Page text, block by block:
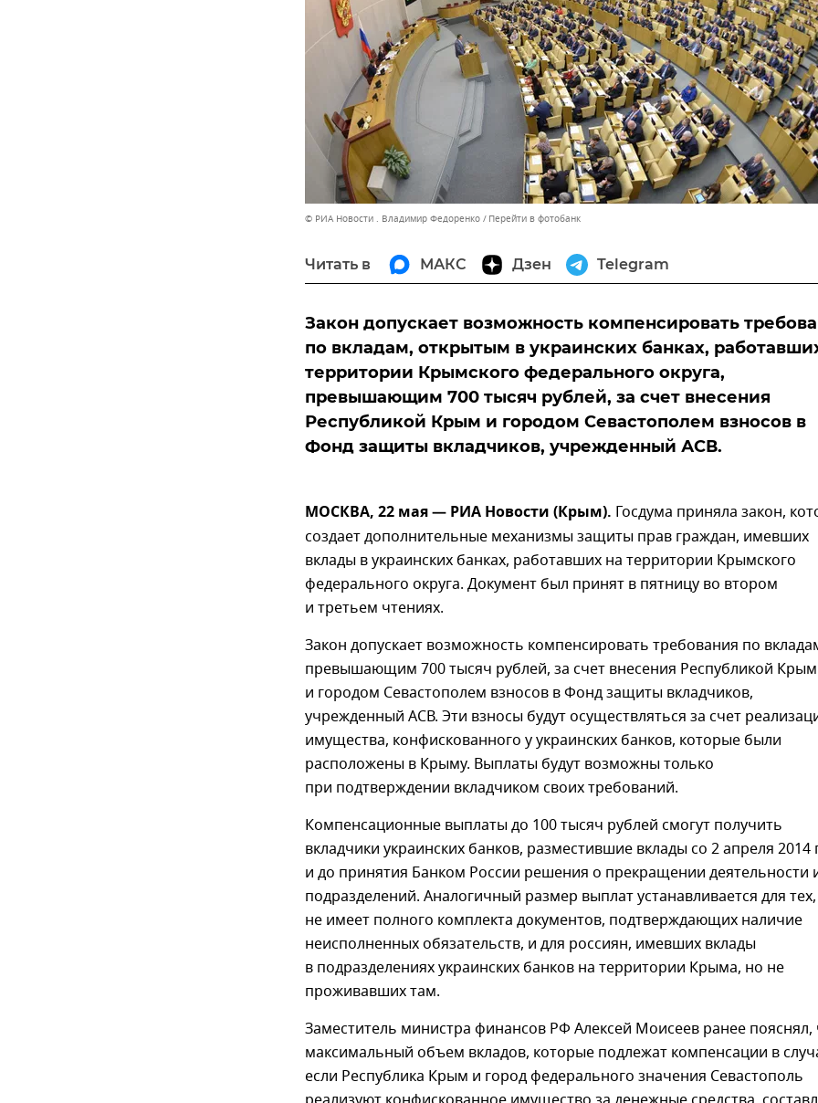
© РИА Новости . Владимир Федоренко Перейти в фотобанк
Читать в МАКС Дзен Telegram
Закон допускает возможность компенсировать
по вкладам, открытым в украинских банках,
территории Крымского федерального округа,
превышающим 700 тысяч рублей, за счет внесения
Республикой Крым и городом Севастополем взносов в
Фонд защиты вкладчиков, учрежденный АСВ.
МОСКВА, 22 мая — РИА Новости (Крым). Госдума приняла закон,
создает дополнительные механизмы защиты прав граждан, имевших
вклады в украинских банках, работавших на территории Крымского
федерального округа. Документ был принят в пятницу во втором
и третьем чтениях.
Закон допускает возможность компенсировать требования по
превышающим 700 тысяч рублей, за счет внесения Республикой Крым
и городом Севастополем взносов в Фонд защиты вкладчиков,
учрежденный АСВ. Эти взносы будут осуществляться за счет
имущества, конфискованного у украинских банков, которые были
расположены в Крыму. Выплаты будут возможны только
при подтверждении вкладчиком своих требований.
Компенсационные выплаты до 100 тысяч рублей смогут получить
вкладчики украинских банков, разместившие вклады со 2 апреля 2014
и до принятия Банком России решения о прекращении деятельности
подразделений. Аналогичный размер выплат устанавливается для тех,
не имеет полного комплекта документов, подтверждающих наличие
неисполненных обязательств, и для россиян, имевших вклады
в подразделениях украинских банков на территории Крыма, но не
проживавших там.
Заместитель министра финансов РФ Алексей Моисеев ранее пояснял,
максимальный объем вкладов, которые подлежат компенсации в
если Республика Крым и город федерального значения Севастополь